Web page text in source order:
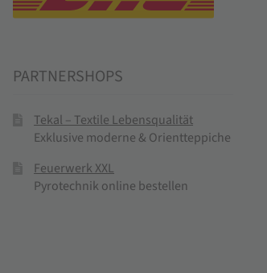
PARTNERSHOPS
Tekal – Textile Lebensqualität
Exklusive moderne & Orientteppiche
Feuerwerk XXL
Pyrotechnik online bestellen